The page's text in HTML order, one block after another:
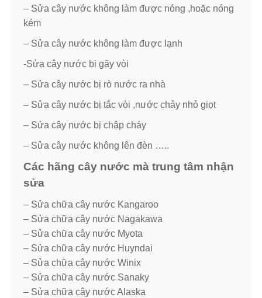
– Sửa cây nước không làm được nóng ,hoặc nóng
kém
– Sửa cây nước không làm được lạnh
-Sửa cây nước bị gãy vòi
– Sửa cây nước bị rò nước ra nhà
– Sửa cây nước bị tắc vòi ,nước chảy nhỏ giọt
– Sửa cây nước bị chập cháy
– Sửa cây nước không lên đèn …..
Các hãng cây nước mà trung tâm nhận
sửa
– Sửa chữa cây nước Kangaroo
– Sửa chữa cây nước Nagakawa
– Sửa chữa cây nước Myota
– Sửa chữa cây nước Huyndai
– Sửa chữa cây nước Winix
– Sửa chữa cây nước Sanaky
– Sửa chữa cây nước Alaska